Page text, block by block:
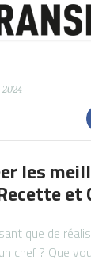
les
et
que de
chef ? Que